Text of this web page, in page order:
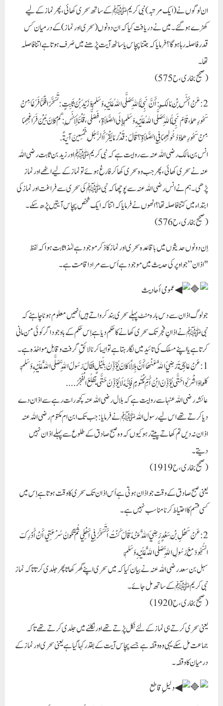
ان لوگوں نے (ایک مرتبہ) نبی کریمﷺ کے ساتھ سحری کھائی، پھر نماز کے لیے
کھڑے ہو گئے۔ میں نے دریافت کیا کہ ان دونوں (سحری اور نماز) کے درمیان کس
قدر فاصلہ رہا ہوگا؟ فرمایا کہ جتنا پچاس یا ساٹھ آیت پڑھنے میں صَرف ہوتا ہے اتنا فاصلہ
تھا۔
(صحیح بخاری، ح575)
2: عَنْ أَنَسِ بْنِ مَالِكٍ: أَنَّ نَبِيَّ اللَّهِ صَلَّى اللهُ عَلَيْهِ وَسَلَّمَ وَزَيْدَ بْنَ ثَابِتٍ: تَسَحَّرَا فَلَمَّا فَرَغَا مِنْ
سَحُورِهِمَا، قَامَ نَبِيُّ اللَّهِ صَلَّى اللهُ عَلَيْهِ وَسَلَّمَ إِلَى الصَّلاَةِ، فَصَلَّى، قُلْنَا لِأَنَسٍ: كَمْ كَانَ بَيْنَ فَرَاغِهِمَا
مِنْ سَحُورِهِمَا وَدُخُولِهِمَا فِي الصَّلاَةِ؟ قَالَ: قَدْرُ مَا يَقْرَأُ الرَّجُلُ خَمْسِينَ آيَةً.
انس بن مالک رضی اللہ عنہ سے روایت ہے کہ نبی کریمﷺ اور زید بن ثابت رضی اللہ
عنہ نے سحری کھائی، پھر جب وہ سحری کھا کر فارغ ہوئے تو نماز کے لیے اٹھے اور نماز
پڑھی۔ ہم نے انس رضی اللہ عنہ سے پوچھا کہ نبیﷺ کی سحری سے فراغت اور نماز کی
ابتداء میں کتنا فاصلہ تھا؟ انھوں نے فرمایا کہ اتنا کہ ایک شخص پچاس آیتیں پڑھ سکے۔
(صحیح بخاری، ح576)
اِن دونوں حدیثوں میں باقاعدہ سحری اور نماز کا ذکر موجود ہے لہٰذا ثابت ہوا کہ لفظ
"اذان” جو اوپر کی حدیث میں موجود ہے اُس سے مراد اقامت ہے۔
عمومی أحادیث
جو لوگ اذان سے دس بارہ منٹ پہلے سحری بند کرواتے ہیں اُنھیں معلوم ہونا چاہئے کہ
نبیﷺ نے اذانِ فجر تک سحری کھانے کا حکم دیا ہے اِس حکم کے باوجود اگر کوئی من مانی
کرتا ہے یا اپنے مسلک کی تائید میں لگا رہتا ہے تو ایسا کرنا لائقِ گرفت و قابلِ مواخذہ ہے۔
1: عَنْ عَائِشَةَ رَضِيَ اللَّهُ عَنْهَا أَنَّ بِلَالًا كَانَ يُؤَذِّنُ بِلَيْلٍ فَقَالَ رَسُولُ اللَّهِ صَلَّى اللَّهُ عَلَيْهِ وَسَلَّمَ
كُلُوا وَاشْرَبُوا حَتَّى يُؤَذِّنَ ابْنُ أُمِّ مَكْتُومٍ فَإِنَّهُ لَا يُؤَذِّنُ حَتَّى يَطْلُعَ الْفَجْرُ . . . .
عائشہ رضی اللہ عنہا سے روایت ہے کہ بلال رضی اللہ عنہ کچھ رات رہے سے اذان دے
دیا کرتے تھے اس لیے رسول اللہ ﷺ نے فرمایا: جب تک ابن ام مکتوم رضی اللہ عنہ
اذان نہ دیں تم کھاتے پیتے رہو کیوں کہ وہ صبح صادق کے طلوع سے پہلے اذان نہیں
دیتے۔
(صحیح بخاری، ح1919)
یعنی صبح صادق کے وقت جو اذان ہوتی ہے اُس اذان تک سحری کا وقت ہوتا ہے اِس میں
کسی قسم کا احتیاط کرنا مناسب نہیں ہے۔
2: عَنْ سَهْلِ بْنِ سَعْدٍ رَضِيَ اللَّهُ عَنْهُ قَالَ كُنْتُ أَتَسَحَّرُ فِي أَهْلِي ثُمَّ تَكُونُ سُرْعَتِي أَنْ أُدْرِكَ
السُّجُودَ مَعَ رَسُولِ اللَّهِ صَلَّى اللَّهُ عَلَيْهِ وَسَلَّمَ
سہل بن سعد رضی اللہ عنہ نے بیان کیا کہ میں سحری اپنے گھر کھاتا پھر جلدی کرتا تاکہ نماز
نبی کریمﷺ کے ساتھ مل جائے۔
(صحیح بخاری، ح1920)
یعنی سحری کرتے ہی نماز کے لئے نکل پڑتے تھے اور نکلنے میں جلدی کرتے تھے تاکہ
جماعت مل سکے یہی وہ وقفہ ہے جسے پچاس آیت کے بقدر کہا گیا ہے یعنی سحری اور نماز کے
درمیان کا وقفہ۔
دلیلِ قاطع